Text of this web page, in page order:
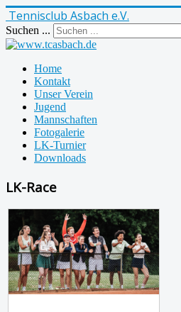
Tennisclub Asbach e.V.
Suchen ...
Home
Kontakt
Unser Verein
Jugend
Mannschaften
Fotogalerie
LK-Turnier
Downloads
LK-Race